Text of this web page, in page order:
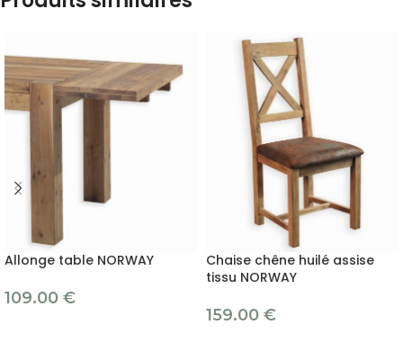
Allonge table NORWAY
109.00 €
Chaise chêne huilé assise
tissu NORWAY
159.00 €